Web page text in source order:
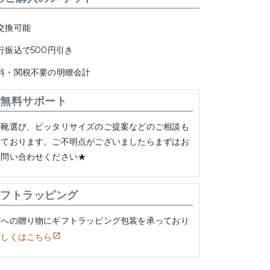
換可能
振込で500円引き
・関税不要の明瞭会計
料サポート
選び、ピッタリサイズのご提案などのご相談も
おります。ご不明点がございましたらまずはお
い合わせください★
トラッピング
の贈り物にギフトラッピング包装を承っており
くはこちら